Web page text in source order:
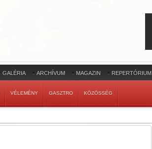
GALÉRIA ARCHÍVUM MAGAZIN REPERTÓRIUM
VÉLEMÉNY GASZTRO KÖZÖSSÉG